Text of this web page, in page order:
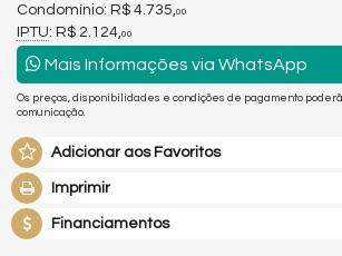
Condomínio: R$ 4.735, 00
IPTU: R$ 2.124, 00
Mais Informações via WhatsApp
Os preços, disponibilidades e condições de pagamento
comunicação.
Adicionar aos Favoritos
Imprimir
Financiamentos